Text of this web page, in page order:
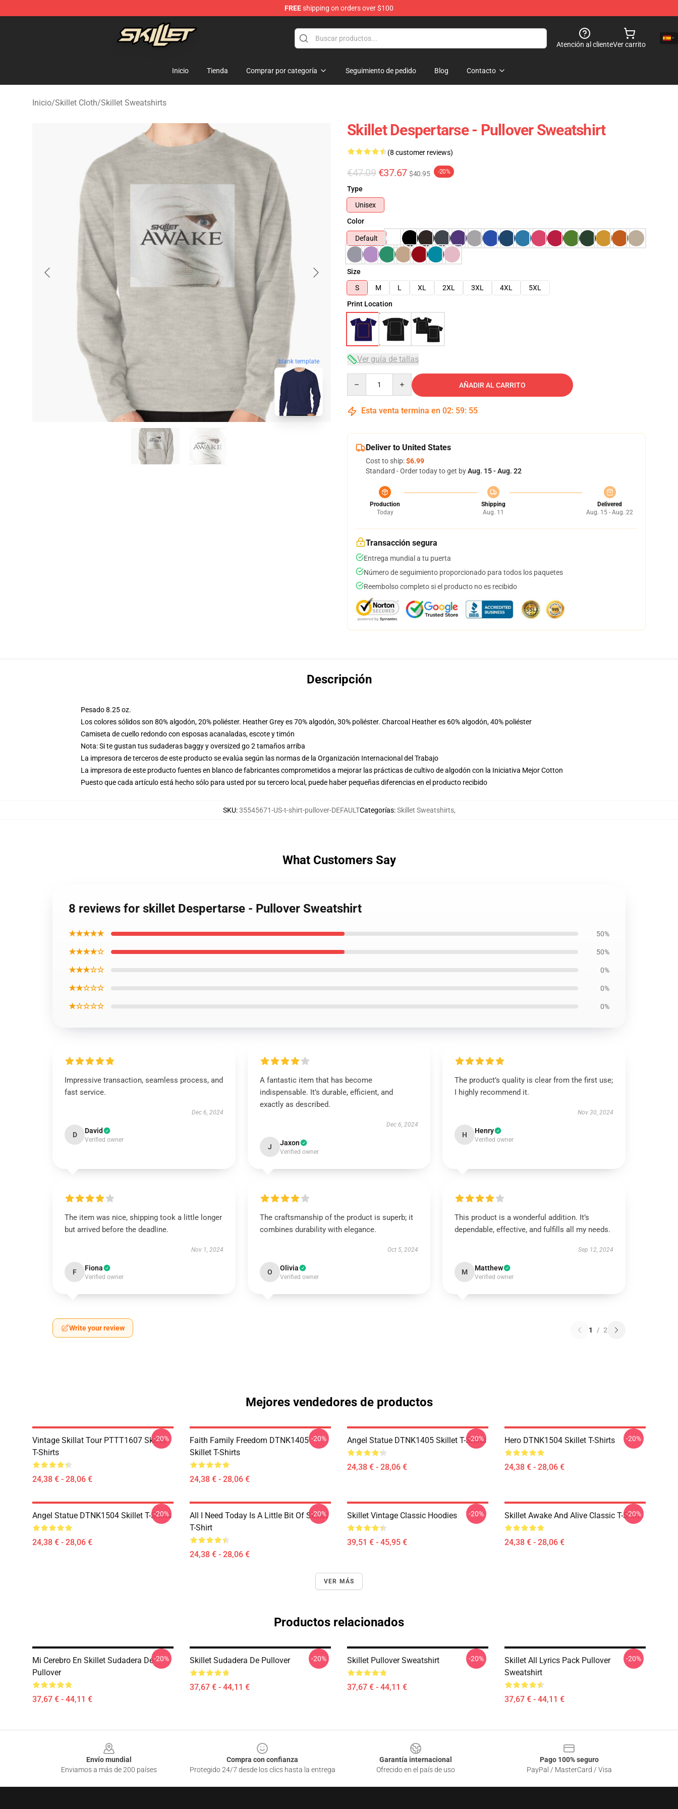
FREEshipping on orders over $100
Skillet Shop - Official Skillet Merchandise Store
Atención al clienteVer carrito
Inicio Tienda Comprar por categoría Seguimiento de pedido Blog Contacto
Inicio/Skillet Cloth/Skillet Sweatshirts
blank template
Skillet Despertarse - Pullover Sweatshirt
(8 customer reviews)
€47.09 €37.67 $40.95 -20%
Type
Unisex
Color
Default
Size
S
M L XL 2XL 3XL 4XL
5XL
Print Location
Ver guía de tallas
AÑADIR AL CARRITO
Esta venta termina en 02: 59: 54
Deliver to United States
Cost to ship:$6.99
Standard - Order today to get byAug. 15 - Aug. 22
Production
Today
Shipping
Aug. 11
Delivered
Aug. 15 - Aug. 22
Transacción segura
Entrega mundial a tu puerta
Número de seguimiento proporcionado para todos los paquetes
Reembolso completo si el producto no es recibido
Descripción
Pesado 8.25 oz.
Los colores sólidos son 80% algodón, 20% poliéster. Heather Grey es 70% algodón, 30% poliéster. Charcoal Heather es 60% algodón, 40% poliéster
Camiseta de cuello redondo con esposas acanaladas, escote y timón
Nota: Si te gustan tus sudaderas baggy y oversized go 2 tamaños arriba
La impresora de terceros de este producto se evalúa según las normas de la Organización Internacional del Trabajo
La impresora de este producto fuentes en blanco de fabricantes comprometidos a mejorar las prácticas de cultivo de algodón con la Iniciativa Mejor Cotton
Puesto que cada artículo está hecho sólo para usted por su tercero local, puede haber pequeñas diferencias en el producto recibido
SKU:35545671-US-t-shirt-pullover-DEFAULTCategorías:Skillet Sweatshirts,
What Customers Say
8 reviews for skillet Despertarse - Pullover Sweatshirt
★★★★★ 50%
★★★★☆ 50%
★★★☆☆ 0%
★★☆☆☆ 0%
★☆☆☆☆ 0%
Impressive transaction, seamless process, and
fast service.
Dec 6, 2024
D David
Verified owner
A fantastic item that has become
indispensable. It’s durable, efficient, and
exactly as described.
Dec 6, 2024
J Jaxon
Verified owner
The product’s quality is clear from the first use;
I highly recommend it.
Nov 30, 2024
H Henry
Verified owner
The item was nice, shipping took a little longer
but arrived before the deadline.
Nov 1, 2024
F Fiona
Verified owner
The craftsmanship of the product is superb; it
combines durability with elegance.
Oct 5, 2024
O Olivia
Verified owner
This product is a wonderful addition. It’s
dependable, effective, and fulfills all my needs.
Sep 12, 2024
M Matthew
Verified owner
Write your review 1 / 2
Mejores vendedores de productos
Vintage Skillat Tour PTTT1607 Skillet
T-Shirts
24,38 € - 28,06 €
-20%
Faith Family Freedom DTNK1405
Skillet T-Shirts
24,38 € - 28,06 €
-20% Angel Statue DTNK1405 Skillet T-Shirts
24,38 € - 28,06 €
-20% Hero DTNK1504 Skillet T-Shirts
24,38 € - 28,06 €
-20%
Angel Statue DTNK1504 Skillet T-Shirts
24,38 € - 28,06 €
-20%
All I Need Today Is A Little Bit Of Skillet
T-Shirt
24,38 € - 28,06 €
-20% Skillet Vintage Classic Hoodies
39,51 € - 45,95 €
-20% Skillet Awake And Alive Classic T-Shirt
24,38 € - 28,06 €
-20%
VER MÁS
Productos relacionados
Mi Cerebro En Skillet Sudadera De
Pullover
37,67 € - 44,11 €
-20% Skillet Sudadera De Pullover
37,67 € - 44,11 €
-20% Skillet Pullover Sweatshirt
37,67 € - 44,11 €
-20%
Skillet All Lyrics Pack Pullover
Sweatshirt
37,67 € - 44,11 €
-20%
Envío mundial
Enviamos a más de 200 países
Compra con confianza
Protegido 24/7 desde los clics hasta la entrega
Garantía internacional
Ofrecido en el país de uso
Pago 100% seguro
PayPal / MasterCard / Visa